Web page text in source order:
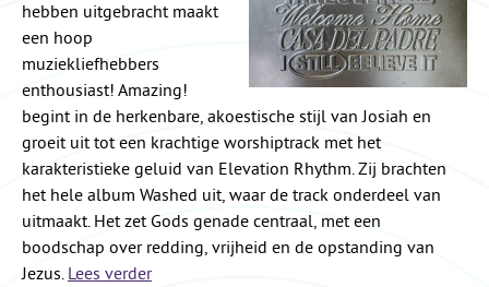
hebben uitgebracht maakt
een hoop
muziekliefhebbers
enthousiast! Amazing!
begint in de herkenbare, akoestische stijl van Josiah en
groeit uit tot een krachtige worshiptrack met het
karakteristieke geluid van Elevation Rhythm. Zij brachten
het hele album Washed uit, waar de track onderdeel van
uitmaakt. Het zet Gods genade centraal, met een
boodschap over redding, vrijheid en de opstanding van
Jezus. Lees verder